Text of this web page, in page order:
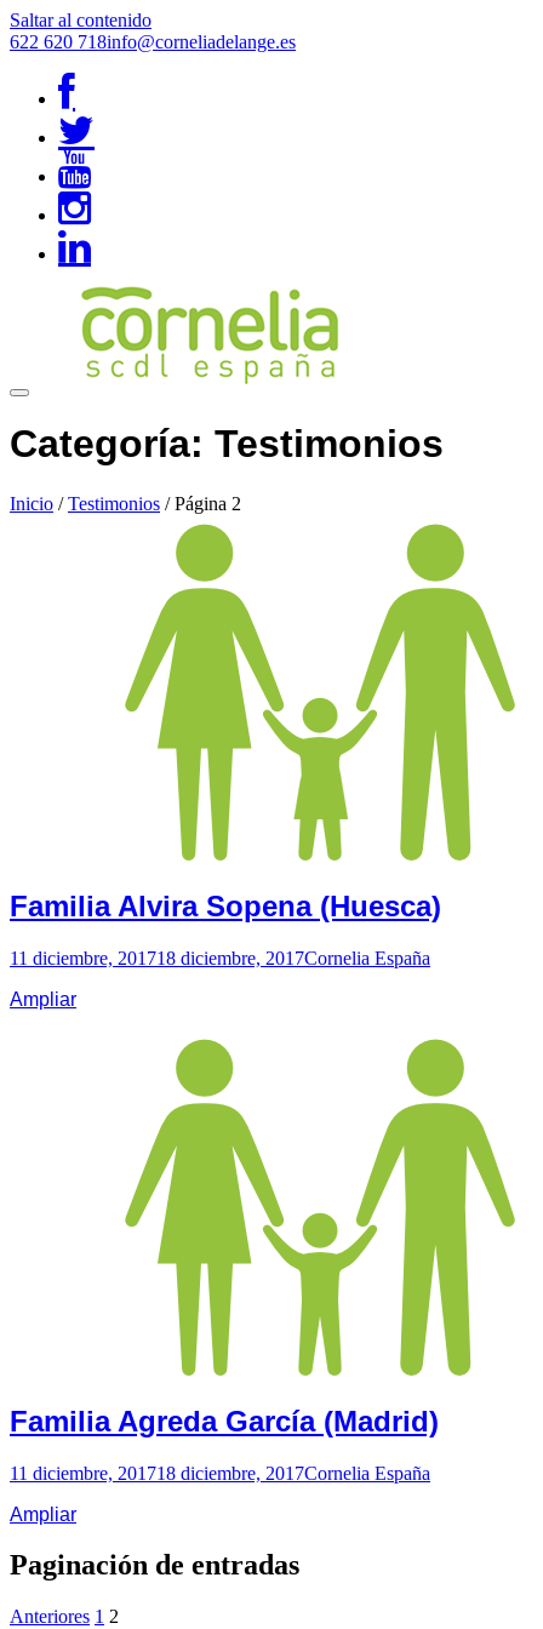
Saltar al contenido
622 620 718info@corneliadelange.es
Categoría: Testimonios
Inicio / Testimonios / Página 2
Familia Alvira Sopena (Huesca)
11 diciembre, 201718 diciembre, 2017Cornelia España
Ampliar
Familia Agreda García (Madrid)
11 diciembre, 201718 diciembre, 2017Cornelia España
Ampliar
Paginación de entradas
Anteriores 1 2